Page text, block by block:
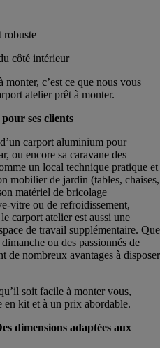
robuste
côté intérieur
c’est ce que nous vous
atelier prêt à monter.
ses clients
carport aluminium pour
ou encore sa caravane des
un local technique pratique et
mobilier de jardin (tables, chaises,
matériel de bricolage
vitre ou de refroidissement,
carport atelier est aussi une
de travail supplémentaire. Que
ou des passionnés de
de nombreux avantages à disposer
soit facile à monter vous,
en kit et à un prix abordable.
dimensions adaptées aux